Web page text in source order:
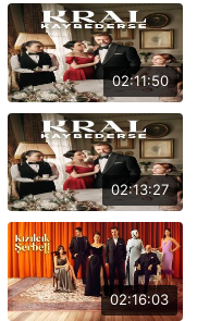
02:11:50
02:13:27
02:16:03